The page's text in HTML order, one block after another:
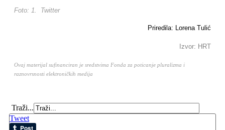
Foto: 1. Twitter
Priredila: Lorena Tulić
Izvor: HRT
Ovaj materijal sufinanciran je sredstvima Fonda za poticanje pluralizma i
raznovrsnosti elektroničkih medija
Traži...
Tweet